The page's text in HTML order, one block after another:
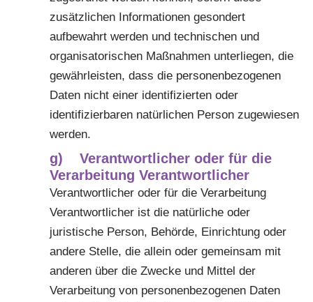
zusätzlichen Informationen gesondert
aufbewahrt werden und technischen und
organisatorischen Maßnahmen unterliegen, die
gewährleisten, dass die personenbezogenen
Daten nicht einer identifizierten oder
identifizierbaren natürlichen Person zugewiesen
werden.
g) Verantwortlicher oder für die
Verarbeitung Verantwortlicher
Verantwortlicher oder für die Verarbeitung
Verantwortlicher ist die natürliche oder
juristische Person, Behörde, Einrichtung oder
andere Stelle, die allein oder gemeinsam mit
anderen über die Zwecke und Mittel der
Verarbeitung von personenbezogenen Daten